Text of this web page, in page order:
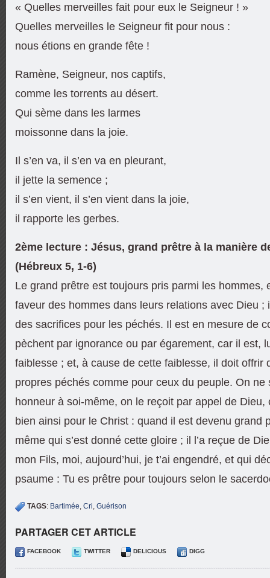
« Quelles merveilles fait pour eux le Seigneur ! »
Quelles merveilles le Seigneur fit pour nous :
nous étions en grande fête !
Ramène, Seigneur, nos captifs,
comme les torrents au désert.
Qui sème dans les larmes
moissonne dans la joie.
Il s’en va, il s’en va en pleurant,
il jette la semence ;
il s’en vient, il s’en vient dans la joie,
il rapporte les gerbes.
2ème lecture : Jésus, grand prêtre à la manière
(Hébreux 5, 1-6)
Le grand prêtre est toujours pris parmi les hommes,
faveur des hommes dans leurs relations avec Dieu ;
des sacrifices pour les péchés. Il est en mesure de
pèchent par ignorance ou par égarement, car il est,
faiblesse ; et, à cause de cette faiblesse, il doit offrir
propres péchés comme pour ceux du peuple. On ne
honneur à soi-même, on le reçoit par appel de Dieu,
bien ainsi pour le Christ : quand il est devenu grand
même qui s’est donné cette gloire ; il l’a reçue de
mon Fils, moi, aujourd’hui, je t’ai engendré, et qui
psaume : Tu es prêtre pour toujours selon le
TAGS: Bartimée, Cri, Guérison
PARTAGER CET ARTICLE
FACEBOOK TWITTER DELICIOUS DIGG